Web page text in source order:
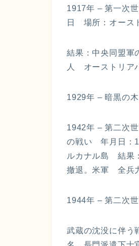
1917年 – 第一次
日 場所：オース
結果：中央同盟
人 オーストリア
1929年 – 暗黒の
1942年 – 第二次
の戦い 年月日：
ルカナル島 結
撤退。米軍 全兵
1944年 – 第二次
武蔵の沈没に伴う